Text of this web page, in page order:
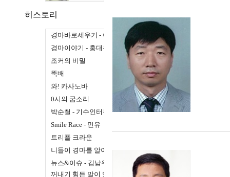
히스토리
경마바로세우기 - 이규승
경마이야기 - 홍대유
조커의 비밀
뚝배
와! 카사노바
0시의 굽소리
박순철 - 기수인터뷰
Smile Race - 민유
트리플 크라운
니들이 경마를 알아
뉴스&이슈 - 김남우
꺼내기 힘든 말이 있어 - 순돌